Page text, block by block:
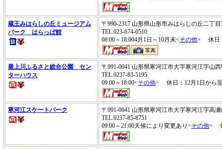
蔵王みはらしの丘ミュージアム
パーク はらっぱ館
〒990-2317 山形県山形市みはらしの丘二丁
TEL.023-674-0510
08:00～18:004月1日～10月末<その他> 休日
最上川ふるさと総合公園 セン
ターハウス
〒991-0041 山形県寒河江市大字寒河江字山西
TEL.0237-83-5195
09:00～18:00<その他> 休日：12月1日から
寒河江スケートパーク
〒991-0041 山形県寒河江市大字寒河江字高瀬
TEL.0237-85-8751
09:00～21:00天候により変更あり<その他>